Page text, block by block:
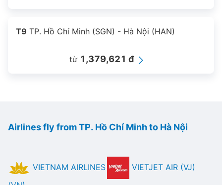
T9 TP. Hồ Chí Minh (SGN) - Hà Nội (HAN)
từ 1,379,621 đ
Airlines fly from TP. Hồ Chí Minh to Hà Nội
VIETNAM AIRLINES
VIETJET AIR (VJ)